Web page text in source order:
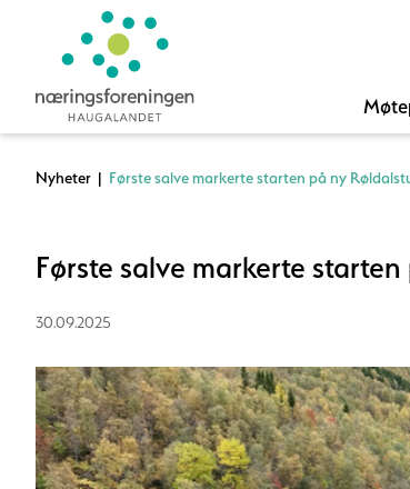
Nyheter | Første salve markerte starten på ny
Første salve markerte
30.09.2025